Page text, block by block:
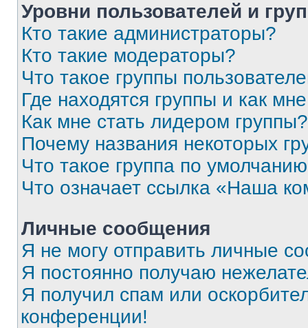
Уровни пользователей и
Кто такие администраторы?
Кто такие модераторы?
Что такое группы
Где находятся группы и как
Как мне стать лидером группы?
Почему названия некоторых
Что такое группа по
Что означает ссылка «Наша
Личные сообщения
Я не могу отправить личные
Я постоянно получаю
Я получил спам или
конференции!